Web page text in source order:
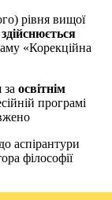
рівня вищої
«Корекційна
за освітнім
програмі
аспірантури
філософії